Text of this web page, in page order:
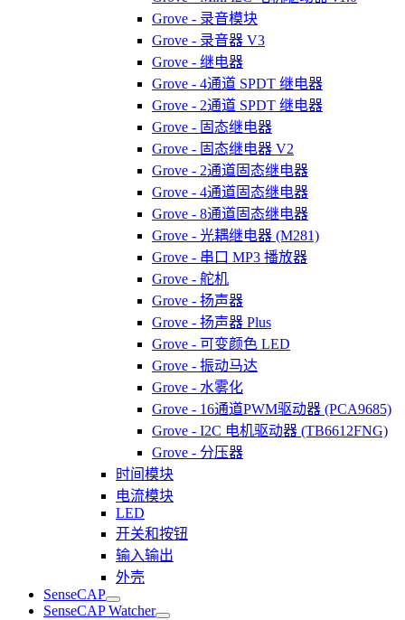
Grove - 录音模块
Grove - 录音器 V3
Grove - 继电器
Grove - 4通道 SPDT 继电器
Grove - 2通道 SPDT 继电器
Grove - 固态继电器
Grove - 固态继电器 V2
Grove - 2通道固态继电器
Grove - 4通道固态继电器
Grove - 8通道固态继电器
Grove - 光耦继电器 (M281)
Grove - 串口 MP3 播放器
Grove - 舵机
Grove - 扬声器
Grove - 扬声器 Plus
Grove - 可变颜色 LED
Grove - 振动马达
Grove - 水雾化
Grove - 16通道PWM驱动器 (PCA9685)
Grove - I2C 电机驱动器 (TB6612FNG)
Grove - 分压器
时间模块
电流模块
LED
开关和按钮
输入输出
外壳
SenseCAP
SenseCAP Watcher